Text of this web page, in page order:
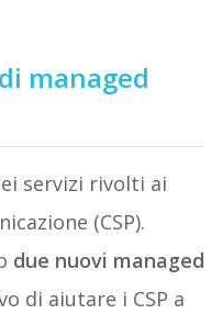
managed
servizi rivolti ai
(CSP).
due nuovi managed
di aiutare i CSP a